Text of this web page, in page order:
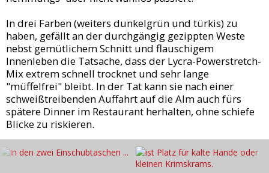
In drei Farben (weiters dunkelgrün und türkis) zu
haben, gefällt an der durchgängig gezippten Weste
nebst gemütlichem Schnitt und flauschigem
Innenleben die Tatsache, dass der Lycra-Powerstretch-
Mix extrem schnell trocknet und sehr lange
"müffelfrei" bleibt. In der Tat kann sie nach einer
schweißtreibenden Auffahrt auf die Alm auch fürs
spätere Dinner im Restaurant herhalten, ohne schiefe
Blicke zu riskieren.